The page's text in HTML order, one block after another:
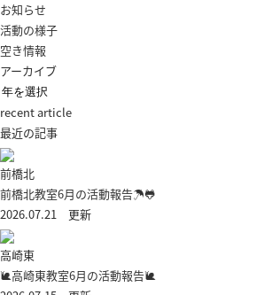
お知らせ
活動の様子
空き情報
アーカイブ
recent article
最近の記事
前橋北
前橋北教室6月の活動報告☂🐸
2026.07.21 更新
高崎東
🐌高崎東教室6月の活動報告🐌